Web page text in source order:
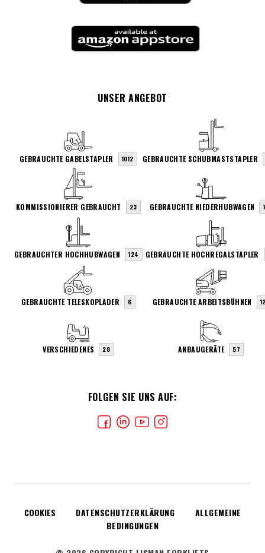
FOLGEN SIE UNS AUF:
UNSER ANGEBOT
GEBRAUCHTE GABELSTAPLER 1012 GEBRAUCHTE SCHUBMASTSTAPLER
KOMMISSIONIERER GEBRAUCHT 23 GEBRAUCHTE NIEDERHUBWAGEN
GEBRAUCHTER HOCHHUBWAGEN 124 GEBRAUCHTE HOCHREGALSTAPLER
GEBRAUCHTE TELESKOPLADER 6 GEBRAUCHTE ARBEITSBÜHNEN
VERSCHIEDENES 28 ANBAUGERÄTE 57
COOKIES DATENSCHUTZERKLÄRUNG
ALLGEMEINE
BEDINGUNGEN